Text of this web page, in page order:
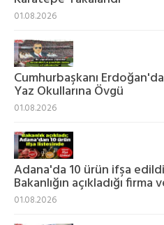
01.08.2026
Cumhurbaşkanı
Yaz Okullarına Övgü
01.08.2026
Adana'da 10 ürün ifşa
Bakanlığın açıkladığı firma
01.08.2026